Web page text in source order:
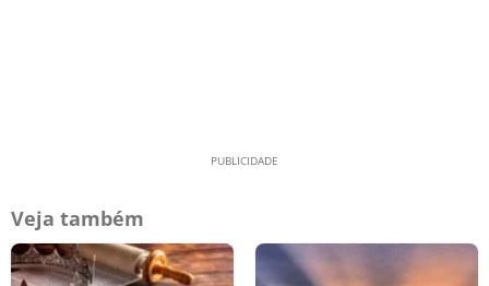
Veja também